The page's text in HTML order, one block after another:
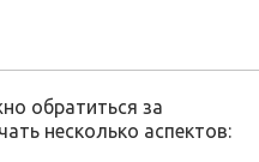
обратиться за
несколько аспектов: